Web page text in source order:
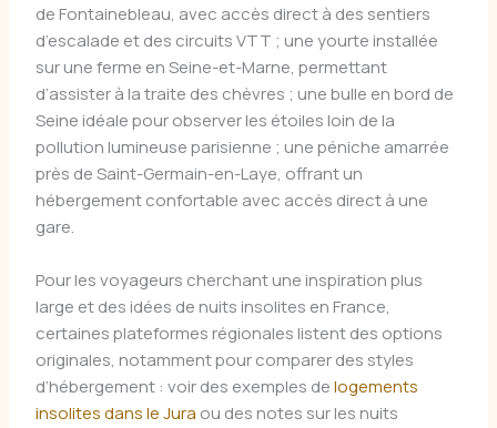
de Fontainebleau, avec accès direct à des sentiers
d’escalade et des circuits VTT ; une yourte installée
sur une ferme en Seine-et-Marne, permettant
d’assister à la traite des chèvres ; une bulle en bord de
Seine idéale pour observer les étoiles loin de la
pollution lumineuse parisienne ; une péniche amarrée
près de Saint-Germain-en-Laye, offrant un
hébergement confortable avec accès direct à une
gare.
Pour les voyageurs cherchant une inspiration plus
large et des idées de nuits insolites en France,
certaines plateformes régionales listent des options
originales, notamment pour comparer des styles
d’hébergement : voir des exemples delogements
insolites dans le Jura ou des notes sur les nuits